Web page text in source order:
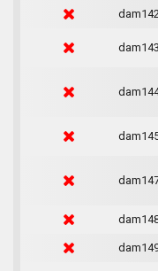
dam142
dam143